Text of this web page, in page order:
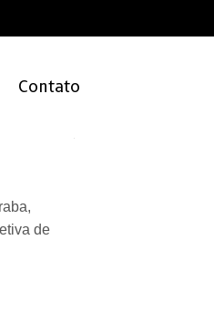
Contato
de